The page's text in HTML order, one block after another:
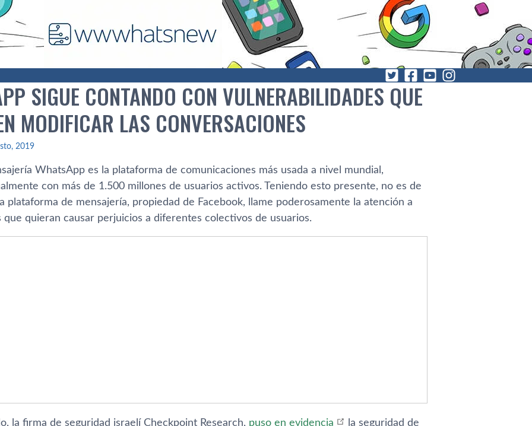
SIGUE CONTANDO CON VULNERABILIDADES QUE
MODIFICAR LAS CONVERSACIONES
2019
WhatsApp es la plataforma de comunicaciones más usada a nivel mundial,
con más de 1.500 millones de usuarios activos. Teniendo esto presente, no es de
plataforma de mensajería, propiedad de Facebook, llame poderosamente la atención a
que quieran causar perjuicios a diferentes colectivos de usuarios.
la firma de seguridad israelí Checkpoint Research, puso en evidencia
la seguridad de